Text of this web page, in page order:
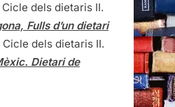
dels dietaris II.
Fulls d’un dietari
Cicle dels dietaris II.
Dietari de